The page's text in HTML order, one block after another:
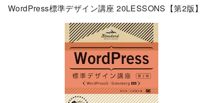
WordPress標準デザイン講座 20LESSONS【第2版】